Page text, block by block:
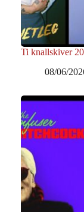
Ti knallskiver
08/06/